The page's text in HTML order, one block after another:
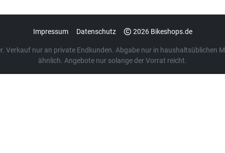
Impressum Datenschutz 2026 Bikeshops.de
Verkauf nur an private Endkunden. Abgabe nur in haushaltsüblichen
ähnlich. Angebote nur solange der Vorrat reicht.